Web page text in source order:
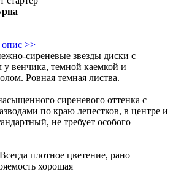
опис >>
сиреневые звезды диски с
венчика, темной каемкой и
Ровная темная листва.
сиреневого оттенка с
по краю лепестков, в центре и
не требует особого
плотное цветение, рано
хорошая